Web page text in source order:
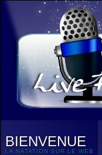
BIENVENUE
LA NATATION SUR LE WEB